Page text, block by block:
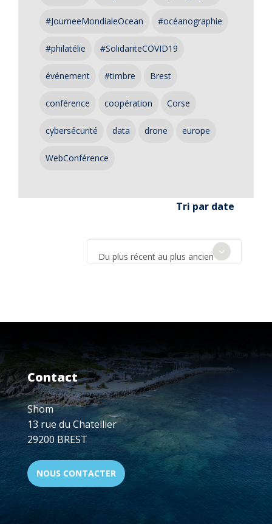
#JourneeMondialeOcean #océanographie
#philatélie #SolidariteCOVID19
événement #timbre Brest
conférence coopération Corse
cybersécurité data drone europe
WebConférence
Tri par date
Du plus récent au plus ancien
Contact
Shom
13 rue du Chatellier
29200 BREST
NOUS CONTACTER